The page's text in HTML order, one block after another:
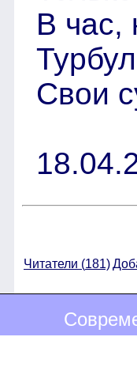
В час,
Свои
Читатели (181)